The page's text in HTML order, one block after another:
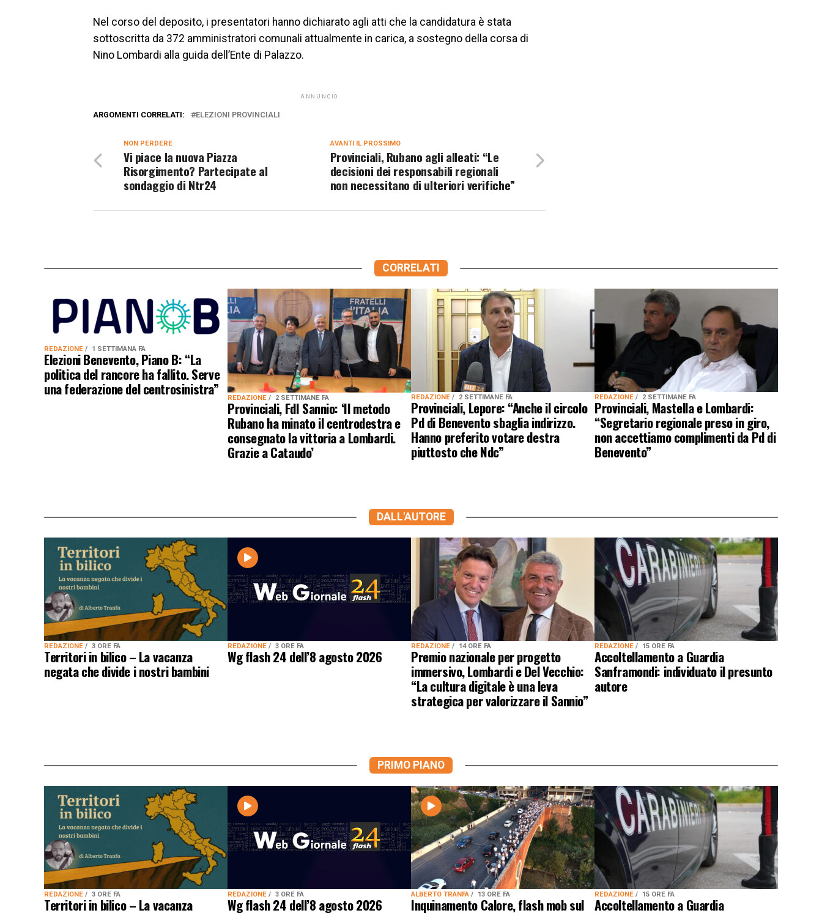
Nel corso del deposito, i presentatori hanno dichiarato agli atti che la candidatura è stata
sottoscritta da 372 amministratori comunali attualmente in carica, a sostegno della corsa di
Nino Lombardi alla guida dell’Ente di Palazzo.
ANNUNCIO
ARGOMENTI CORRELATI: ELEZIONI PROVINCIALI
AVANTI IL ​​PROSSIMO
Provinciali, Rubano agli alleati: “Le
decisioni dei responsabili regionali
non necessitano di ulteriori verifiche”
NON PERDERE
Vi piace la nuova Piazza
Risorgimento? Partecipate al
sondaggio di Ntr24
CORRELATI
REDAZIONE 1 SETTIMANA FA
Elezioni Benevento, Piano B: “La
politica del rancore ha fallito. Serve
una federazione del centrosinistra” REDAZIONE 2 SETTIMANE FA
Provinciali, FdI Sannio: ‘Il metodo
Rubano ha minato il centrodestra e
consegnato la vittoria a Lombardi.
Grazie a Cataudo’
REDAZIONE 2 SETTIMANE FA
Provinciali, Lepore: “Anche il circolo
Pd di Benevento sbaglia indirizzo.
Hanno preferito votare destra
piuttosto che Ndc”
REDAZIONE 2 SETTIMANE FA
Provinciali, Mastella e Lombardi:
“Segretario regionale preso in giro,
non accettiamo complimenti da Pd di
Benevento”
DALL'AUTORE
REDAZIONE 3 ORE FA
Territori in bilico – La vacanza
negata che divide i nostri bambini
REDAZIONE 3 ORE FA
Wg flash 24 dell’8 agosto 2026
REDAZIONE 14 ORE FA
Premio nazionale per progetto
immersivo, Lombardi e Del Vecchio:
“La cultura digitale è una leva
strategica per valorizzare il Sannio”
REDAZIONE 15 ORE FA
Accoltellamento a Guardia
Sanframondi: individuato il presunto
autore
PRIMO PIANO
REDAZIONE 3 ORE FA
Territori in bilico – La vacanza
REDAZIONE 3 ORE FA
Wg flash 24 dell’8 agosto 2026
ALBERTO TRANFA 13 ORE FA
Inquinamento Calore, flash mob sul
REDAZIONE 15 ORE FA
Accoltellamento a Guardia